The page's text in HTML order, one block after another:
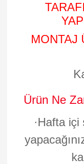
MONTAJ
Ürün Ne
·Hafta içi